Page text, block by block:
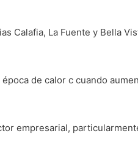
Calafia, La Fuente y Bella
de calor c cuando
empresarial,